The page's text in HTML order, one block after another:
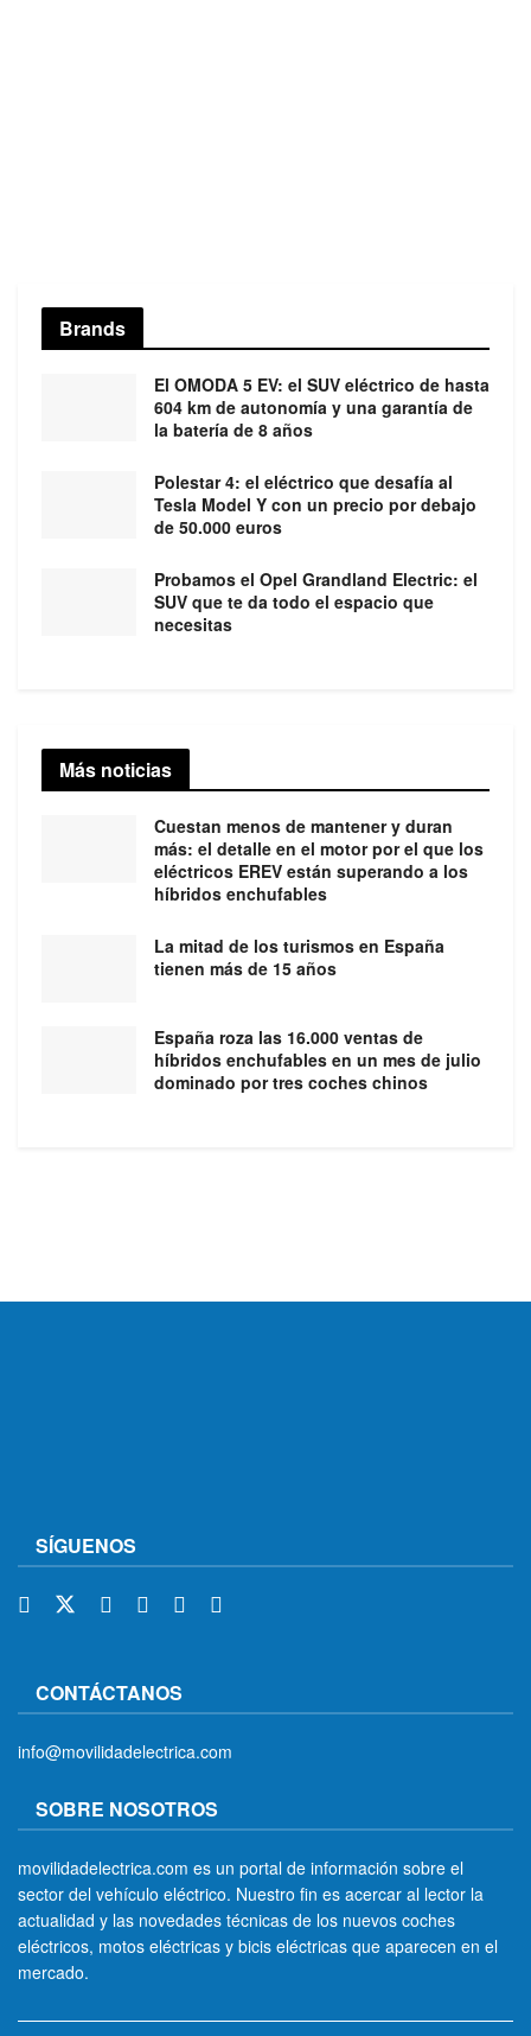
Brands
El OMODA 5 EV: el SUV eléctrico de hasta
604 km de autonomía y una garantía de
la batería de 8 años
Polestar 4: el eléctrico que desafía al
Tesla Model Y con un precio por debajo
de 50.000 euros
Probamos el Opel Grandland Electric: el
SUV que te da todo el espacio que
necesitas
Más noticias
Cuestan menos de mantener y duran
más: el detalle en el motor por el que los
eléctricos EREV están superando a los
híbridos enchufables
La mitad de los turismos en España
tienen más de 15 años
España roza las 16.000 ventas de
híbridos enchufables en un mes de julio
dominado por tres coches chinos
SÍGUENOS
CONTÁCTANOS
info@movilidadelectrica.com
SOBRE NOSOTROS
movilidadelectrica.com es un portal de información sobre el
sector del vehículo eléctrico. Nuestro fin es acercar al lector la
actualidad y las novedades técnicas de los nuevos coches
eléctricos, motos eléctricas y bicis eléctricas que aparecen en el
mercado.